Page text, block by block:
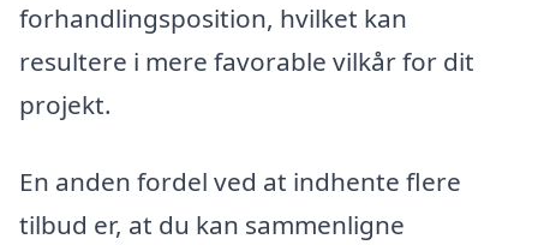
forhandlingsposition, hvilket kan
resultere i mere favorable vilkår for dit
projekt.
En anden fordel ved at indhente flere
tilbud er, at du kan sammenligne